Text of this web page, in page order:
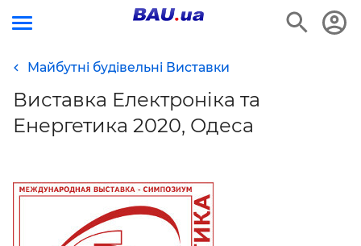
Майбутні будівельні Виставки
Виставка Електроніка та
Енергетика 2020, Одеса